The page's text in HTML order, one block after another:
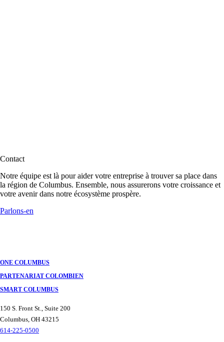
Contact
Notre équipe est là pour aider votre entreprise à trouver sa place dans
la région de Columbus. Ensemble, nous assurerons votre croissance et
votre avenir dans notre écosystème prospère.
Parlons-en
ONE COLUMBUS
PARTENARIAT COLOMBIEN
SMART COLUMBUS
150 S. Front St., Suite 200
Columbus, OH 43215
614-225-0500